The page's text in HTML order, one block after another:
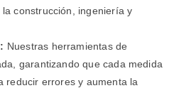
construcción, ingeniería y
Nuestras herramientas de
garantizando que cada medida
reducir errores y aumenta la